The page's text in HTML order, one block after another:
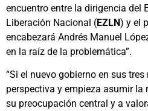
encuentro entre la dirigencia del
Liberación Nacional (EZLN) y el
encabezará Andrés Manuel
en la raíz de la problemática”.
“Si el nuevo gobierno en sus
perspectiva y empieza asumir la
su preocupación central y a